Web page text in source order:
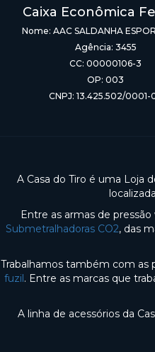
Caixa Econômica
Nome: AAC SALDANHA
Agência: 3455
CC: 00000106-3
OP: 003
CNPJ: 13.425.502/0001-
A Casa do Tiro é uma Loja
Entre as armas de pressão
Submetralhadoras CO2, das
Trabalhamos também com as
fuzil. Entre as marcas que
A linha de acessórios da